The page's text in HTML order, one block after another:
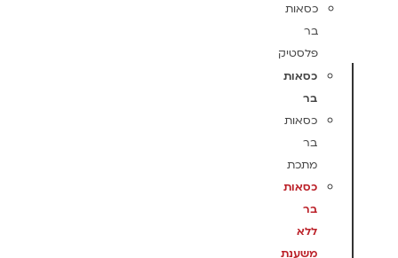
כסאות
בר
פלסטיק
כסאות
בר
כסאות
בר
מתכת
כסאות
בר
ללא
משענת